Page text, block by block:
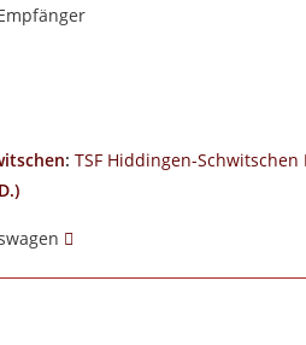
: TSF Hiddingen-Schwitschen